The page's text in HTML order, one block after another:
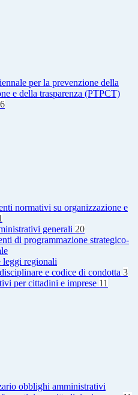
per la prevenzione della
e della trasparenza (PTPCT)
normativi su organizzazione e
generali 20
di programmazione strategico-
leggi regionali
e codice di condotta 3
per cittadini e imprese 11
obblighi amministrativi